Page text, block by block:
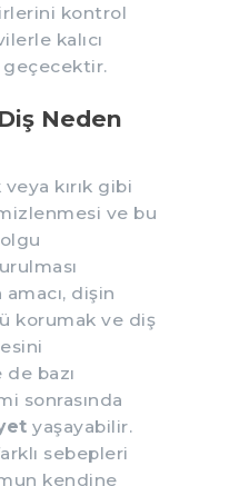
kontrol
kalıcı
geçecektir.
Neden
kırık gibi
ve bu
dişin
korumak ve diş
bazı
sonrasında
yaşayabilir.
sebepleri
kendine